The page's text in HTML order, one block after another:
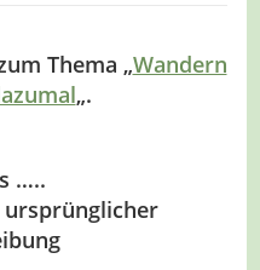
Thema „Wandern
„.
…..